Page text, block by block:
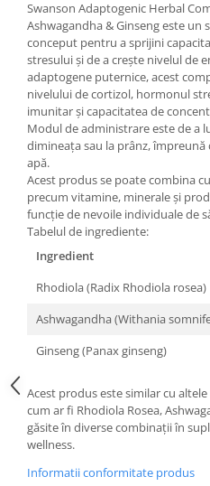
Under Armour
Universal
Vitargo
Weider
Zenana
Swanson Adaptogenic Herbal
Ashwagandha & Ginseng este
conceput pentru a sprijini
stresului și de a crește nivelul de
adaptogene puternice, acest
nivelului de cortizol, hormonul
imunitar și capacitatea de
Modul de administrare este de a
dimineața sau la prânz, împreună
apă.
Acest produs se poate combina
precum vitamine, minerale și
funcție de nevoile individuale de
Tabelul de ingrediente:
Ingredient
Rhodiola (Radix Rhodiola rosea)
Ashwagandha (Withania
Ginseng (Panax ginseng)
Acest produs este similar cu
cum ar fi Rhodiola Rosea,
găsite în diverse combinații în
wellness.
Informatii conformitate produs